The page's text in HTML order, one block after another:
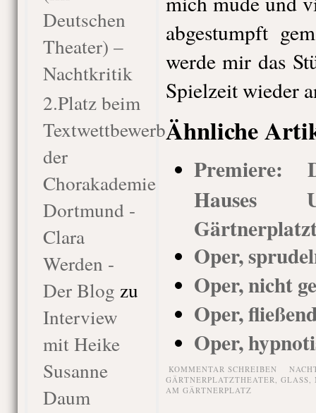
Deutschen
Theater) –
Nachtkritik
2.Platz beim
Textwettbewerb
der
Chorakademie
Dortmund -
Clara
Werden -
Der Blog zu
Interview
mit Heike
Susanne
Daum
abgestumpft
werde mir das
Spielzeit wieder
Ähnliche
Premiere:
Hauses
Oper,
Oper, nicht
Oper,
Oper,
KOMMENTAR SCHREIBEN
GÄRTNERPLATZTHEATER, GLASS,
AM GÄRTNERPLATZ